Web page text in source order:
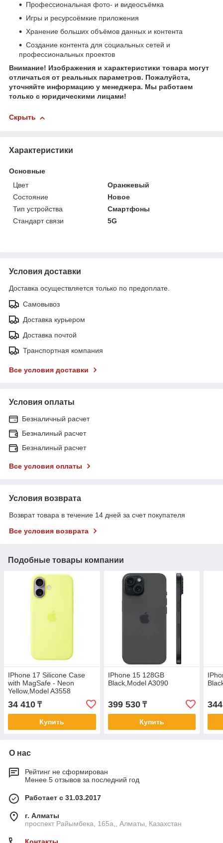
Профессиональная фото- и видеосъёмка
Игры и ресурсоёмкие приложения
Хранение больших объёмов данных и контента
Создание контента для социальных сетей и
профессиональных проектов
Внимание! Изображения и характеристики товара могут
отличаться от реальных параметров. Пожалуйста,
уточняйте информацию у менеджера. Мы работаем
только с юридическими лицами!
Скрыть
Характеристики
Основные
Цвет
Оранжевый
Состояние
Новое
Тип устройства
Смартфоны
Стандарт связи
5G
Условия доставки
Доставка осуществляется только по предоплате.
Самовывоз
Доставка курьером
Доставка почтой
Транспортная компания
Все условия доставки
Условия оплаты
Безналичный расчет
Безналиный расчет
Безналиный расчет
Все условия оплаты
Условия возврата
Возврат товара в течение 14 дней за счет покупателя
Все условия возврата
Подобные товары компании
IPhone 17 Silicone Case
with MagSafe - Neon
Yellow,Model A3558
34 410 ₸
Купить
IPhone 15 128GB
Black,Model A3090
399 530₸
Купить
О нас
Рейтинг не сформирован
Менее 5 отзывов за последний год
Работает с 31.03.2017
г. Алматы
проспект Райымбека, 165а,, Алматы, Казахстан